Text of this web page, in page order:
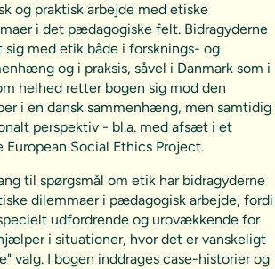
og praktisk arbejde med etiske
i det pædagogiske felt. Bidragyderne
med etik både i forsknings- og
og i praksis, såvel i Danmark som i
helhed retter bogen sig mod den
i en dansk sammenhæng, men samtidig
perspektiv - bl.a. med afsæt i et
Social Ethics Project.
til spørgsmål om etik har bidragyderne
dilemmaer i pædagogisk arbejde, fordi
udfordrende og urovækkende for
i situationer, hvor det er vanskeligt
valg. I bogen inddrages case-historier og